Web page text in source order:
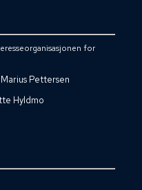
for
Marius Pettersen
Hyldmo